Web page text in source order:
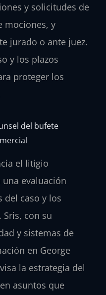
y solicitudes de
mociones, y
jurado o ante juez.
y los plazos
proteger los
del bufete
el litigio
evaluación
del caso y los
con su
y sistemas de
en George
la estrategia del
asuntos que